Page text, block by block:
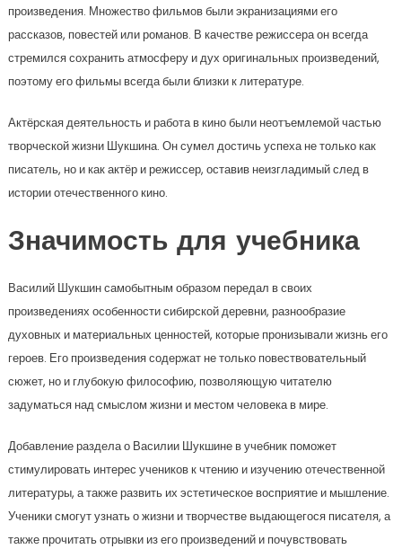
произведения. Множество фильмов были экранизациями его
рассказов, повестей или романов. В качестве режиссера он всегда
стремился сохранить атмосферу и дух оригинальных произведений,
поэтому его фильмы всегда были близки к литературе.
Актёрская деятельность и работа в кино были неотъемлемой частью
творческой жизни Шукшина. Он сумел достичь успеха не только как
писатель, но и как актёр и режиссер, оставив неизгладимый след в
истории отечественного кино.
Значимость для учебника
Василий Шукшин самобытным образом передал в своих
произведениях особенности сибирской деревни, разнообразие
духовных и материальных ценностей, которые пронизывали жизнь его
героев. Его произведения содержат не только повествовательный
сюжет, но и глубокую философию, позволяющую читателю
задуматься над смыслом жизни и местом человека в мире.
Добавление раздела о Василии Шукшине в учебник поможет
стимулировать интерес учеников к чтению и изучению отечественной
литературы, а также развить их эстетическое восприятие и мышление.
Ученики смогут узнать о жизни и творчестве выдающегося писателя, а
также прочитать отрывки из его произведений и почувствовать